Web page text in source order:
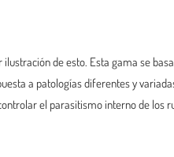
de esto. Esta gama se
a patologías diferentes y
el parasitismo interno de los